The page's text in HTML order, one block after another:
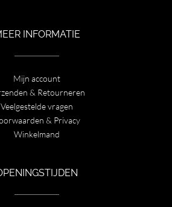
INFORMATIE
Mijn account
& Retourneren
Veelgestelde vragen
& Privacy
Winkelmand